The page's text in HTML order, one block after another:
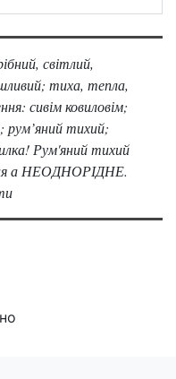
світлий,
тиха, тепла,
сивім ковиловім;
рум’яний тихий;
Рум'яний тихий
а НЕОДНОРІДНЕ.